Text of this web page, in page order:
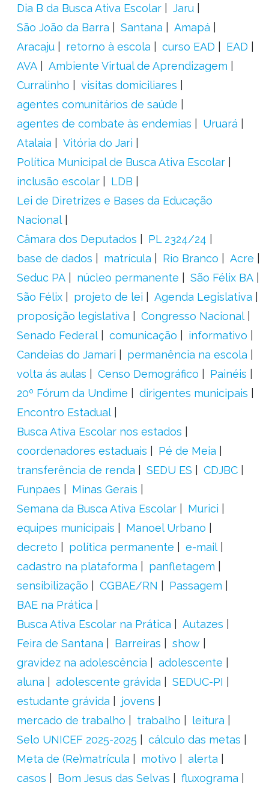
Dia B da Busca Ativa Escolar
Jaru
São João da Barra
Santana
Amapá
Aracaju
retorno à escola curso EAD
EAD
AVA
Ambiente Virtual de Aprendizagem
Curralinho
visitas domiciliares
agentes comunitários de saúde
agentes de combate às endemias
Uruará
Atalaia
Vitória do Jari
Política Municipal de Busca Ativa Escolar
inclusão escolar
LDB
Lei de Diretrizes e Bases da Educação
Nacional
Câmara dos Deputados
PL 2324/24
base de dados
matrícula Rio Branco
Acre
Seduc PA
núcleo permanente
São Félix BA
São Félix
projeto de lei
Agenda Legislativa
proposição legislativa
Congresso Nacional
Senado Federal
comunicação
informativo
Candeias do Jamari
permanência na escola
volta ás aulas
Censo Demográfico
Painéis
20º Fórum da Undime
dirigentes municipais
Encontro Estadual
Busca Ativa Escolar nos estados
coordenadores estaduais
Pé de Meia
transferência de renda
SEDU ES
CDJBC
Funpaes
Minas Gerais
Semana da Busca Ativa Escolar
Murici
equipes municipais
Manoel Urbano
decreto
política permanente
e-mail
cadastro na plataforma
panfletagem
sensibilização
CGBAE/RN
Passagem
BAE na Prática
Busca Ativa Escolar na Prática
Autazes
Feira de Santana
Barreiras
show
gravidez na adolescência
adolescente
aluna
adolescente grávida
SEDUC-PI
estudante grávida
jovens
mercado de trabalho
trabalho
leitura
Selo UNICEF 2025-2025
cálculo das metas
Meta de (Re)matrícula
motivo
alerta
casos
Bom Jesus das Selvas
fluxograma